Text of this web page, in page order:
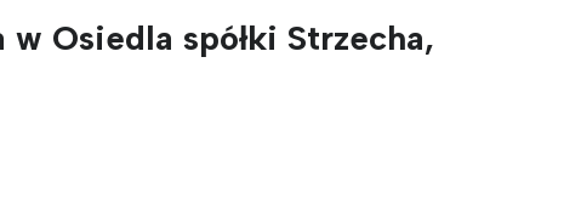
Osiedla spółki Strzecha,